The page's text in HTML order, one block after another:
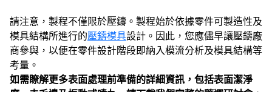
請注意，製程不僅限於壓鑄。製程始於依據零件可製造性及
模具結構所進行的壓鑄模具設計。因此，您應儘早讓壓鑄廠
商參與，以便在零件設計階段即納入模流分析及模具結構等
考量。
如需瞭解更多表面處理前準備的詳細資訊，包括表面潔淨